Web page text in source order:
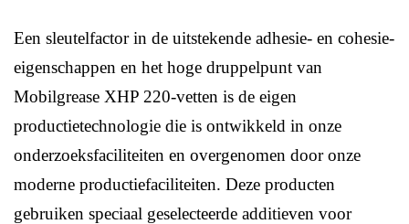
Een sleutelfactor in de uitstekende adhesie- en cohesie-
eigenschappen en het hoge druppelpunt van
Mobilgrease XHP 220-vetten is de eigen
productietechnologie die is ontwikkeld in onze
onderzoeksfaciliteiten en overgenomen door onze
moderne productiefaciliteiten. Deze producten
gebruiken speciaal geselecteerde additieven voor